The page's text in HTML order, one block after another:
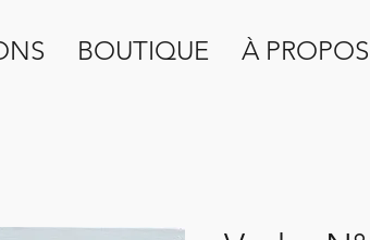
BOUTIQUE À PROPOS